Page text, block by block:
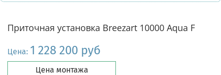
Приточная установка Breezart 10000 Aqua F
Цена: 1 228 200 руб
Цена монтажа